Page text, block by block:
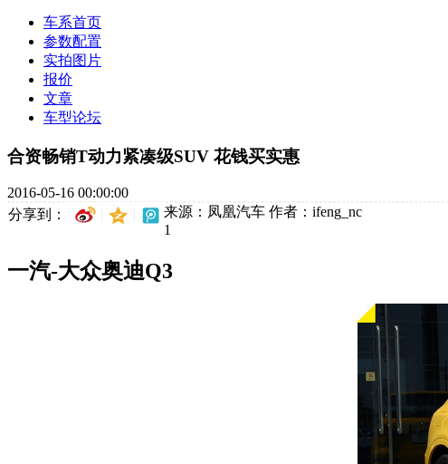
车系首页
参数配置
实拍图片
报价
文章
车型论坛
合资畅销T动力紧凑级SUV 花钱买实惠
2016-05-16 00:00:00
分享到：
来源：凤凰汽车 作者：ifeng_nc
1
一汽-大众奥迪Q3